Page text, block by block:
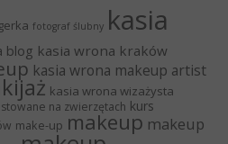
fotograf ślubny kasia
blog kasia wrona kraków
kasia wrona makeup artist
kasia wrona wizażysta
na zwierzętach kurs
make-up makeup makeup